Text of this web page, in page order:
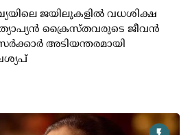
ജയിലുകളിൽ വധശിക്ഷ
ക്രൈസ്തവരുടെ ജീവൻ
അടിയന്തരമായി